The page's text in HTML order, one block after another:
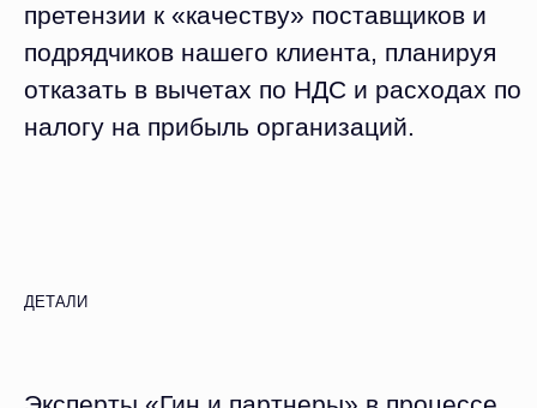
претензии к «качеству» поставщиков и
подрядчиков нашего клиента, планируя
отказать в вычетах по НДС и расходах по
налогу на прибыль организаций.
ДЕТАЛИ